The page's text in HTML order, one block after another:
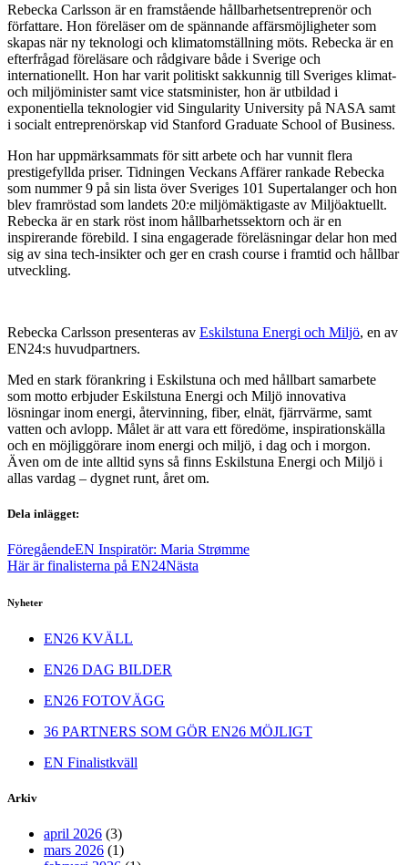
Rebecka Carlsson är en framstående hållbarhetsentreprenör och
författare. Hon föreläser om de spännande affärsmöjligheter som
skapas när ny teknologi och klimatomställning möts. Rebecka är en
efterfrågad föreläsare och rådgivare både i Sverige och
internationellt. Hon har varit politiskt sakkunnig till Sveriges klimat-
och miljöminister samt vice statsminister, hon är utbildad i
exponentiella teknologier vid Singularity University på NASA samt
i socialt entreprenörskap vid Stanford Graduate School of Business.
Hon har uppmärksammats för sitt arbete och har vunnit flera
prestigefyllda priser. Tidningen Veckans Affärer rankade Rebecka
som nummer 9 på sin lista över Sveriges 101 Supertalanger och hon
blev framröstad som landets 20:e miljömäktigaste av Miljöaktuellt.
Rebecka är en stark röst inom hållbarhetssektorn och är en
inspirerande förebild. I sina engagerade föreläsningar delar hon med
sig av sina tech-insikter och ger en crash course i framtid och hållbar
utveckling.
Rebecka Carlsson presenteras av Eskilstuna Energi och Miljö, en av
EN24:s huvudpartners.
Med en stark förankring i Eskilstuna och med hållbart samarbete
som motto erbjuder Eskilstuna Energi och Miljö innovativa
lösningar inom energi, återvinning, fiber, elnät, fjärrvärme, samt
vatten och avlopp. Målet är att vara ett föredöme, inspirationskälla
och en möjliggörare inom energi och miljö, i dag och i morgon.
Även om de inte alltid syns så finns Eskilstuna Energi och Miljö i
allas vardag –­ dygnet runt, året om.
Dela inlägget:
FöregåendeEN Inspiratör: Maria Strømme
Här är finalisterna på EN24Nästa
Nyheter
EN26 KVÄLL
EN26 DAG BILDER
EN26 FOTOVÄGG
36 PARTNERS SOM GÖR EN26 MÖJLIGT
EN Finalistkväll
Arkiv
april 2026 (3)
mars 2026 (1)